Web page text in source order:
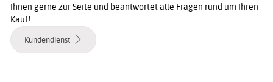
Ihnen gerne zur Seite und beantwortet alle Fragen rund um Ihren
Kauf!
Kundendienst